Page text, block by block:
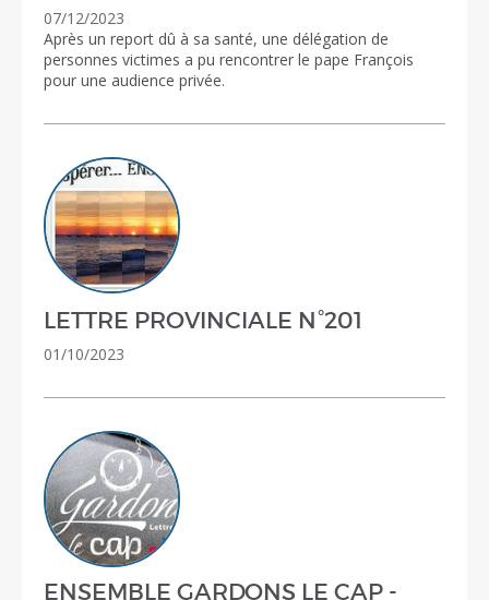
07/12/2023
Après un report dû à sa santé, une délégation de
personnes victimes a pu rencontrer le pape François
pour une audience privée.
LETTRE PROVINCIALE N°201
01/10/2023
ENSEMBLE GARDONS LE CAP -